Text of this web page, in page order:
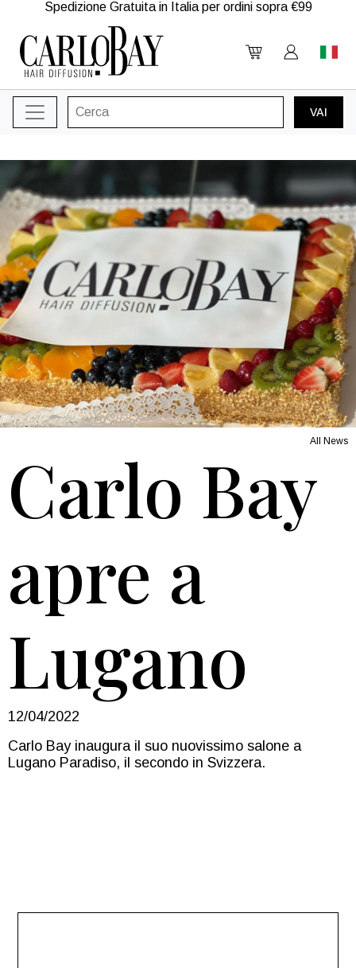
Spedizione Gratuita in Italia per ordini sopra €99
All News
Carlo Bay
apre a
Lugano
12/04/2022
Carlo Bay inaugura il suo nuovissimo salone a
Lugano Paradiso, il secondo in Svizzera.